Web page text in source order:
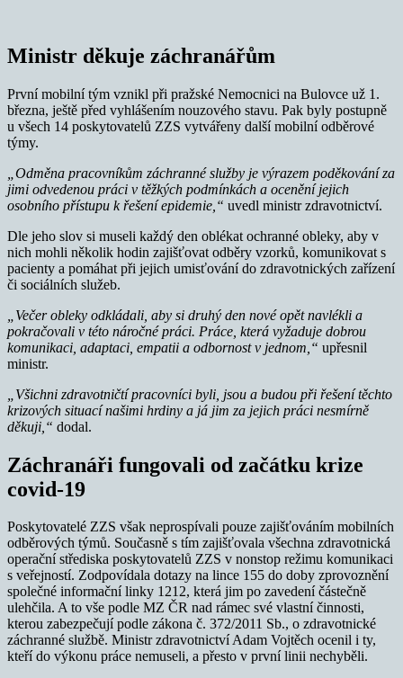
Ministr děkuje záchranářům
První mobilní tým vznikl při pražské Nemocnici na Bulovce už 1.
března, ještě před vyhlášením nouzového stavu. Pak byly postupně
u všech 14 poskytovatelů ZZS vytvářeny další mobilní odběrové
týmy.
„Odměna pracovníkům záchranné služby je výrazem poděkování za
jimi odvedenou práci v těžkých podmínkách a ocenění jejich
osobního přístupu k řešení epidemie,“ uvedl ministr zdravotnictví.
Dle jeho slov si museli každý den oblékat ochranné obleky, aby v
nich mohli několik hodin zajišťovat odběry vzorků, komunikovat s
pacienty a pomáhat při jejich umisťování do zdravotnických zařízení
či sociálních služeb.
„Večer obleky odkládali, aby si druhý den nové opět navlékli a
pokračovali v této náročné práci. Práce, která vyžaduje dobrou
komunikaci, adaptaci, empatii a odbornost v jednom,“ upřesnil
ministr.
„Všichni zdravotničtí pracovníci byli, jsou a budou při řešení těchto
krizových situací našimi hrdiny a já jim za jejich práci nesmírně
děkuji,“ dodal.
Záchranáři fungovali od začátku krize
covid-19
Poskytovatelé ZZS však neprospívali pouze zajišťováním mobilních
odběrových týmů. Současně s tím zajišťovala všechna zdravotnická
operační střediska poskytovatelů ZZS v nonstop režimu komunikaci
s veřejností. Zodpovídala dotazy na lince 155 do doby zprovoznění
společné informační linky 1212, která jim po zavedení částečně
ulehčila. A to vše podle MZ ČR nad rámec své vlastní činnosti,
kterou zabezpečují podle zákona č. 372/2011 Sb., o zdravotnické
záchranné službě. Ministr zdravotnictví Adam Vojtěch ocenil i ty,
kteří do výkonu práce nemuseli, a přesto v první linii nechyběli.